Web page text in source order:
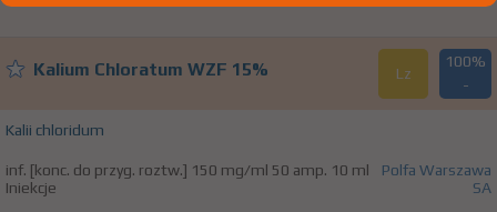
Kalium Chloratum WZF 15% Lz
100%
-
Kalii chloridum
inf. [konc. do przyg. roztw.] 150 mg/ml 50 amp. 10 ml
Iniekcje
Polfa Warszawa
SA